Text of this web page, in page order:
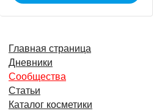
Главная страница
Дневники
Сообщества
Статьи
Каталог косметики